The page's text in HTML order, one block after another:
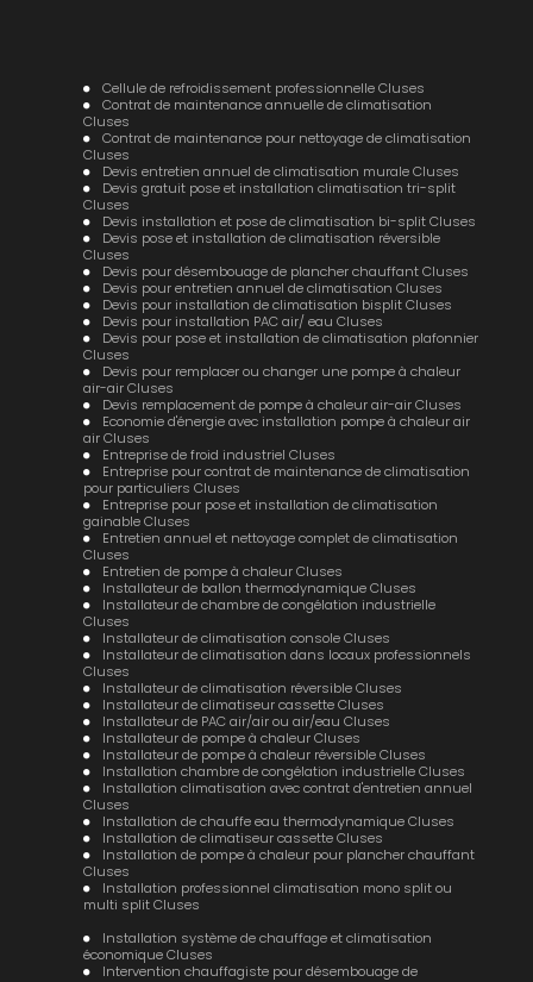
Cellule de refroidissement professionnelle Cluses
Contrat de maintenance annuelle de climatisation
Cluses
Contrat de maintenance pour nettoyage de climatisation
Cluses
Devis entretien annuel de climatisation murale Cluses
Devis gratuit pose et installation climatisation tri-split
Cluses
Devis installation et pose de climatisation bi-split Cluses
Devis pose et installation de climatisation réversible
Cluses
Devis pour désembouage de plancher chauffant Cluses
Devis pour entretien annuel de climatisation Cluses
Devis pour installation de climatisation bisplit Cluses
Devis pour installation PAC air/ eau Cluses
Devis pour pose et installation de climatisation plafonnier
Cluses
Devis pour remplacer ou changer une pompe à chaleur
air-air Cluses
Devis remplacement de pompe à chaleur air-air Cluses
Economie d'énergie avec installation pompe à chaleur air
air Cluses
Entreprise de froid industriel Cluses
Entreprise pour contrat de maintenance de climatisation
pour particuliers Cluses
Entreprise pour pose et installation de climatisation
gainable Cluses
Entretien annuel et nettoyage complet de climatisation
Cluses
Entretien de pompe à chaleur Cluses
Installateur de ballon thermodynamique Cluses
Installateur de chambre de congélation industrielle
Cluses
Installateur de climatisation console Cluses
Installateur de climatisation dans locaux professionnels
Cluses
Installateur de climatisation réversible Cluses
Installateur de climatiseur cassette Cluses
Installateur de PAC air/air ou air/eau Cluses
Installateur de pompe à chaleur Cluses
Installateur de pompe à chaleur réversible Cluses
Installation chambre de congélation industrielle Cluses
Installation climatisation avec contrat d'entretien annuel
Cluses
Installation de chauffe eau thermodynamique Cluses
Installation de climatiseur cassette Cluses
Installation de pompe à chaleur pour plancher chauffant
Cluses
Installation professionnel climatisation mono split ou
multi split Cluses
Installation système de chauffage et climatisation
économique Cluses
Intervention chauffagiste pour désembouage de